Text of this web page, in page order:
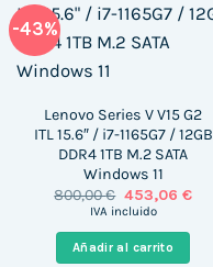
-43%
Lenovo Series V V15 G2
ITL 15.6″ / i7-1165G7 / 12GB
DDR4 1TB M.2 SATA
Windows 11
800,00€ El
precio
era:
800,00 €.
453,06 €El
IVA incluido
Añadir al carrito